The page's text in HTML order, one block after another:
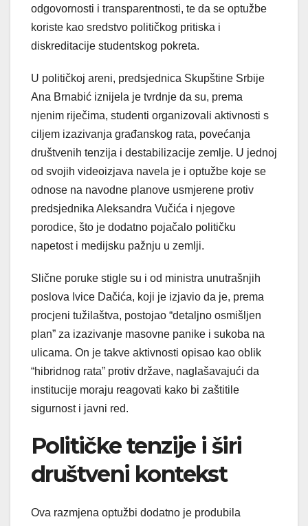
odgovornosti i transparentnosti, te da se optužbe
koriste kao sredstvo političkog pritiska i
diskreditacije studentskog pokreta.
U političkoj areni, predsjednica Skupštine Srbije
Ana Brnabić iznijela je tvrdnje da su, prema
njenim riječima, studenti organizovali aktivnosti s
ciljem izazivanja građanskog rata, povećanja
društvenih tenzija i destabilizacije zemlje. U jednoj
od svojih videoizjava navela je i optužbe koje se
odnose na navodne planove usmjerene protiv
predsjednika Aleksandra Vučića i njegove
porodice, što je dodatno pojačalo političku
napetost i medijsku pažnju u zemlji.
Slične poruke stigle su i od ministra unutrašnjih
poslova Ivice Dačića, koji je izjavio da je, prema
procjeni tužilaštva, postojao “detaljno osmišljen
plan” za izazivanje masovne panike i sukoba na
ulicama. On je takve aktivnosti opisao kao oblik
“hibridnog rata” protiv države, naglašavajući da
institucije moraju reagovati kako bi zaštitile
sigurnost i javni red.
Političke tenzije i širi
društveni kontekst
Ova razmjena optužbi dodatno je produbila